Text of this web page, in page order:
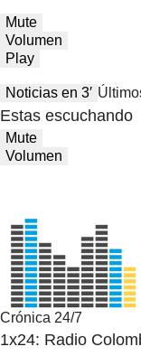
Mute
Volumen
Play
Noticias en 3′
Estas escuchando
Mute
Volumen
Crónica 24/7
1x24: Radio